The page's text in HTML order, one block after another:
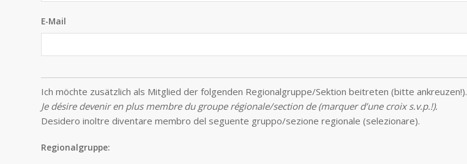
E-Mail
Ich möchte zusätzlich als Mitglied der folgenden Regionalgruppe/Sektion beitreten (bitte ankreuzen!).
Je désire devenir en plus membre du groupe régionale/section de (marquer d’une croix s.v.p.!).
Desidero inoltre diventare membro del seguente gruppo/sezione regionale (selezionare).
Regionalgruppe: